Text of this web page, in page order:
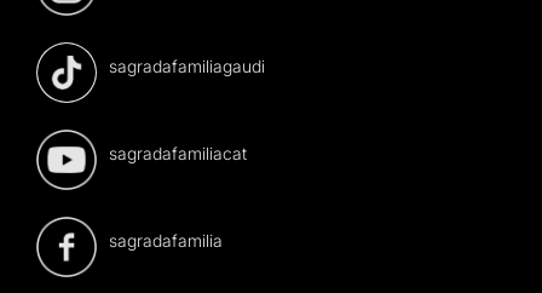
sagradafamiliagaudi
sagradafamiliacat
sagradafamilia